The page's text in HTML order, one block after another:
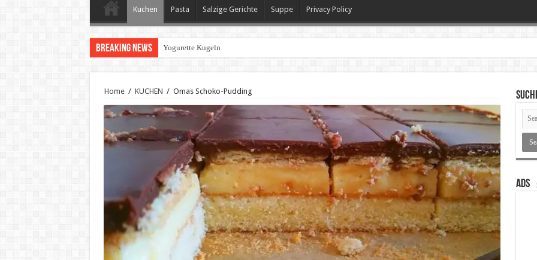
Kuchen Pasta Salzige Gerichte Suppe Privacy Policy
Breaking News geröstete Paprika mit Knoblauch
Home / KUCHEN / Omas Schoko-Pudding
ADS